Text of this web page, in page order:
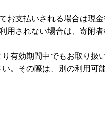
お支払いされる場合は現
用されない場合は、寄附
有効期間中でもお取り扱
。その際は、別の利用可